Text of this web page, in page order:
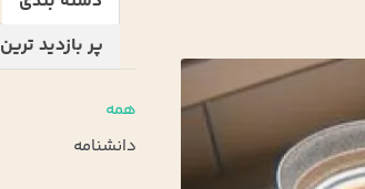
پر بازدید ترین
همه
دانشنامه